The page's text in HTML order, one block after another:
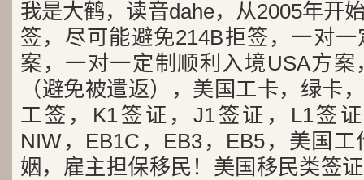
我是大鹤，读音dahe，从2005年开
签，尽可能避免214B拒签，一对
案，一对一定制顺利入境USA方
（避免被遣返），美国工卡，绿卡
工签，K1签证，J1签证，L1签
NIW，EB1C，EB3，EB5，美国
姻，雇主担保移民！美国移民类签